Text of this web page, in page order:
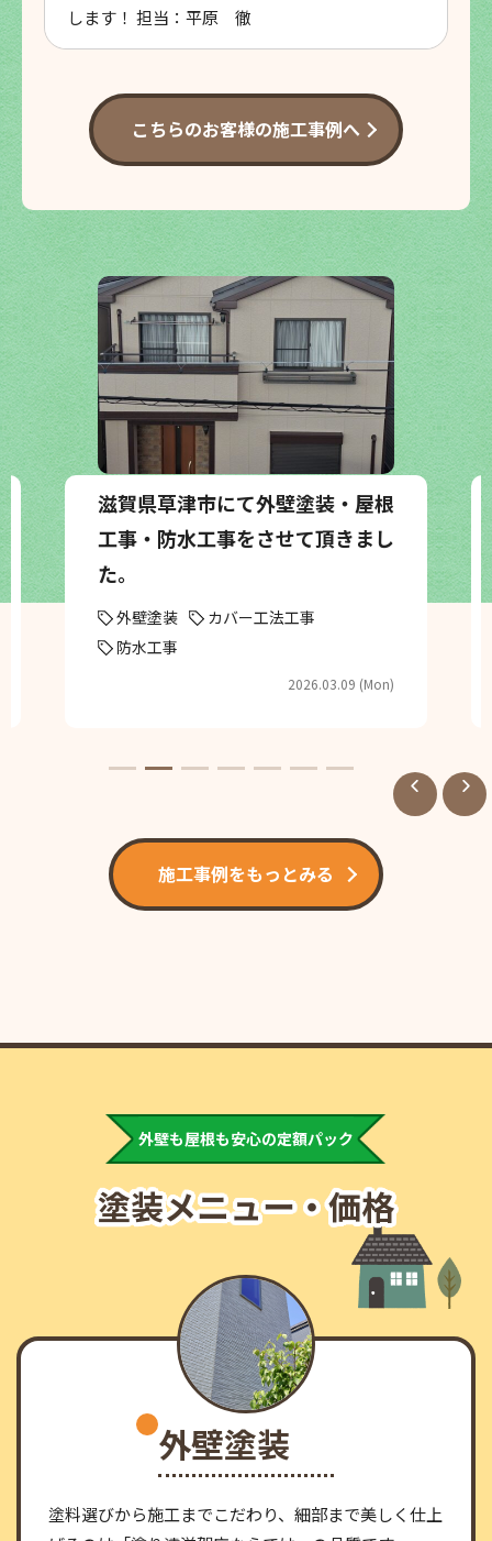
します！ 担当：平原 徹
こちらのお客様の施工事例へ
滋賀県草津市にて外壁塗装・屋根
工事・防水工事をさせて頂きまし
た。
外壁塗装
カバー工法工事
防水工事
2026.03.09 (Mon)
施工事例をもっとみる
外壁も屋根も安心の定額パック
塗装メニュー・価格
外壁塗装
塗料選びから施工までこだわり、細部まで美しく仕上